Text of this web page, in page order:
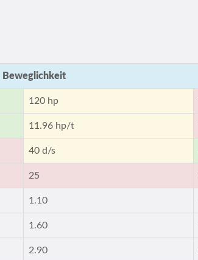
Beweglichkeit
120 hp
11.96 hp/t
40 d/s
25
1.10
1.60
2.90